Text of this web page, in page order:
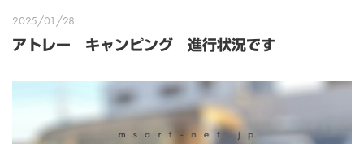
2025/01/28
アトレー キャンピング 進行状況です